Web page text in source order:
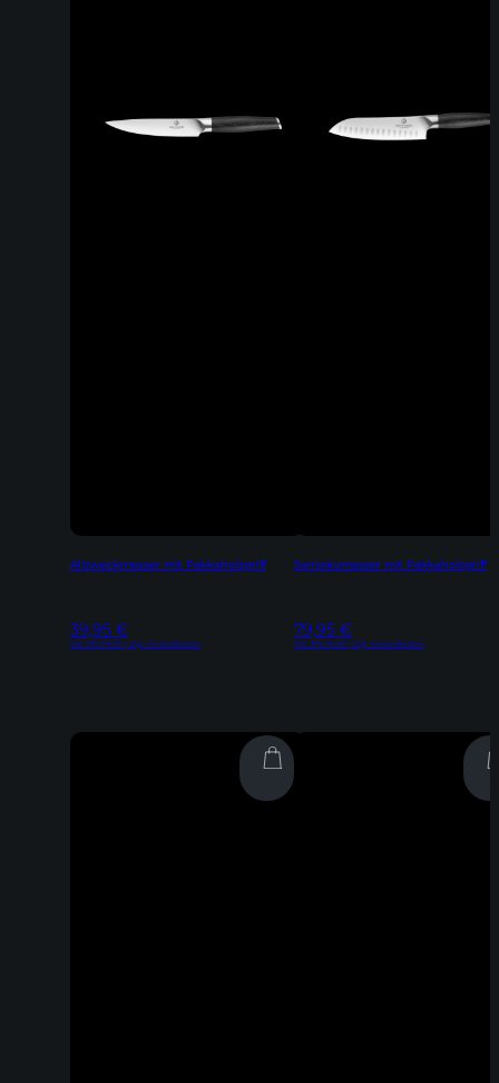
Allzweckmesser mit Pakkaholzgriff
39,95 €
Inkl. 19% MwSt | zzgl. Versandkosten
Santokumesser mit Pakkaholzgriff
79,95 €
Inkl. 19% MwSt | zzgl. Versandkosten